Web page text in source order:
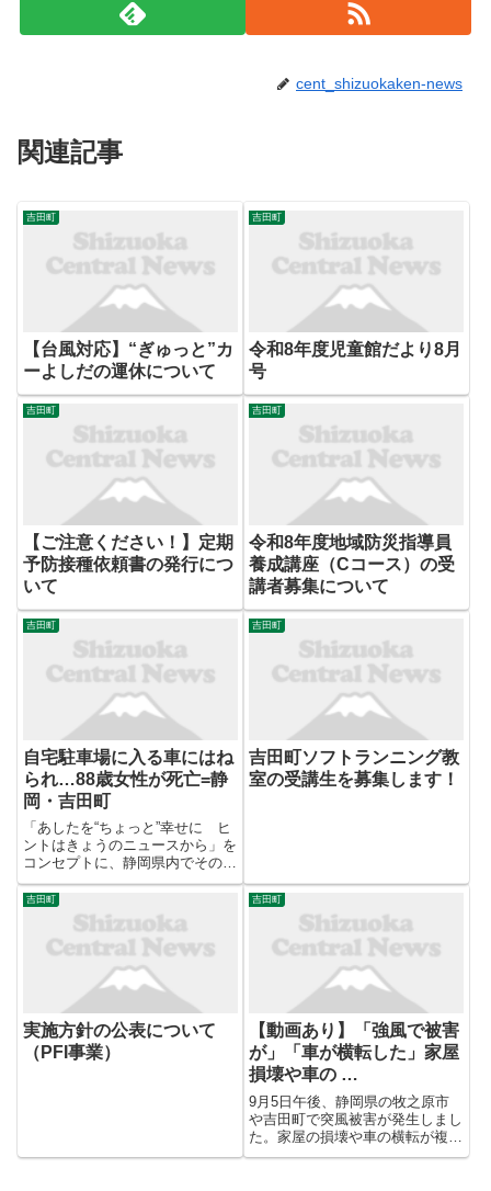
cent_shizuokaken-news
関連記事
吉田町
【台風対応】“ぎゅっと”カ
ーよしだの運休について
吉田町
令和8年度児童館だより8月
号
吉田町
【ご注意ください！】定期
予防接種依頼書の発行につ
いて
吉田町
令和8年度地域防災指導員
養成講座（Cコース）の受
講者募集について
吉田町
自宅駐車場に入る車にはね
られ…88歳女性が死亡=静
岡・吉田町
「あしたを“ちょっと”幸せに ヒ
ントはきょうのニュースから」を
コンセプトに、静岡県内でその日
起きた出来事を詳しく、わかりや
すく、そして、丁寧にお伝えする
ニュース番組です。月〜金
18:15OA ...
吉田町
吉田町ソフトランニング教
室の受講生を募集します！
吉田町
実施方針の公表について
（PFI事業）
吉田町
【動画あり】「強風で被害
が」「車が横転した」家屋
損壊や車の …
9月5日午後、静岡県の牧之原市
や吉田町で突風被害が発生しまし
た。家屋の損壊や車の横転が複数
確認されているほか、複数のけが